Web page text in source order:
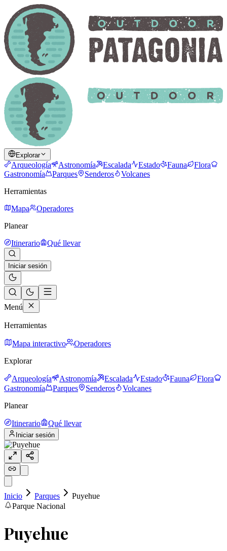
Explorar
Arqueología Astronomía Escalada Estado Fauna
Flora
Gastronomía
Parques Senderos
Volcanes
Herramientas
Mapa
Operadores
Planear
Itinerario
Qué llevar
Iniciar sesión
Menú
Herramientas
Mapa interactivo
Operadores
Explorar
Arqueología Astronomía Escalada Estado Fauna
Flora
Gastronomía
Parques Senderos
Volcanes
Planear
Itinerario Qué llevar
Iniciar sesión
Inicio Parques
Puyehue
Parque Nacional
Puyehue